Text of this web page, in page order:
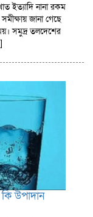
ইত্যাদি নানা রকম
জানা গেছে
সমুদ্র তলদেশের
উপাদান